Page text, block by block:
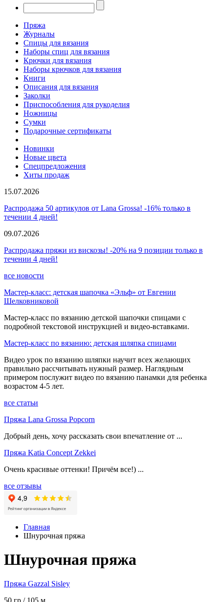
Пряжа
Журналы
Спицы для вязания
Наборы спиц для вязания
Крючки для вязания
Наборы крючков для вязания
Книги
Описания для вязания
Заколки
Приспособления для рукоделия
Ножницы
Сумки
Подарочные сертификаты
Новинки
Новые цвета
Спецпредложения
Хиты продаж
15.07.2026
Распродажа 50 артикулов от Lana Grossa! -16% только в
течении 4 дней!
09.07.2026
Распродажа пряжи из вискозы! -20% на 9 позиции только в
течении 4 дней!
все новости
Мастер-класс: детская шапочка «Эльф» от Евгении
Шелковниковой
Мастер-класс по вязанию детской шапочки спицами с
подробной текстовой инструкцией и видео-вставками.
Мастер-класс по вязанию: детская шляпка спицами
Видео урок по вязанию шляпки научит всех желающих
правильно рассчитывать нужный размер. Наглядным
примером послужит видео по вязанию панамки для ребенка
возрастом 4-5 лет.
все статьи
Пряжа Lana Grossa Popcorn
Добрый день, хочу рассказать свои впечатление от ...
Пряжа Katia Concept Zekkei
Очень красивые оттенки! Причём все!) ...
все отзывы
Главная
Шнурочная пряжа
Шнурочная пряжа
Пряжа Gazzal Sisley
50 гр / 105 м